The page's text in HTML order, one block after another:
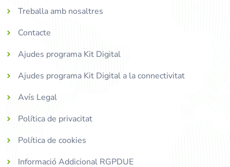
Treballa amb nosaltres
Contacte
Ajudes programa Kit Digital
Ajudes programa Kit Digital a la connectivitat
Avís Legal
Política de privacitat
Política de cookies
Informació Addicional RGPDUE